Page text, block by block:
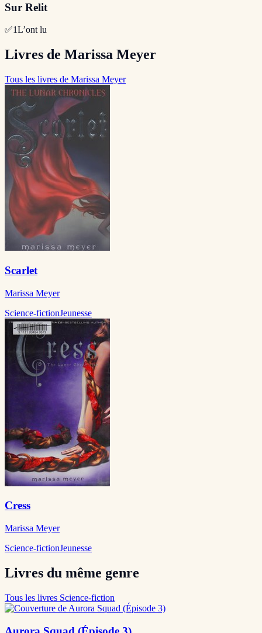
Sur Relit
✅1L’ont lu
Livres de Marissa Meyer
Tous les livres de Marissa Meyer
Scarlet
Marissa Meyer
Science-fictionJeunesse
Cress
Marissa Meyer
Science-fictionJeunesse
Livres du même genre
Tous les livres Science-fiction